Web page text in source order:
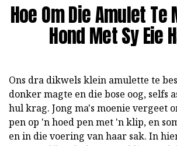
Hoe Om Die Amulet
Hond Met Sy Eie
Ons dra dikwels klein amulette te
donker magte en die bose oog, selfs
hul krag. Jong ma's moenie vergeet
pen op 'n hoed pen met 'n klip, en
en in die voering van haar sak. In